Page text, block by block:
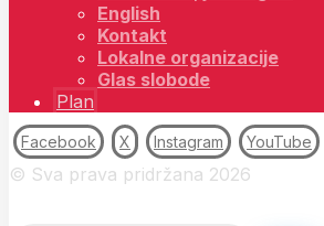
English
Kontakt
Lokalne organizacije
Glas slobode
Plan
Facebook X Instagram YouTube
© Sva prava pridržana 2026